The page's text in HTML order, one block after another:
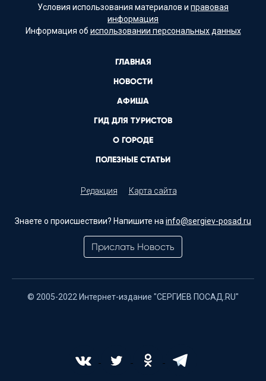
Условия использования материалов и правовая
информация
Информация об использовании персональных данных
ГЛАВНАЯ
НОВОСТИ
АФИША
ГИД ДЛЯ ТУРИСТОВ
О ГОРОДЕ
ПОЛЕЗНЫЕ СТАТЬИ
Редакция Карта сайта
Знаете о происшествии? Напишите на info@sergiev-posad.ru
Прислать Новость
© 2005-2022 Интернет-издание "СЕРГИЕВ ПОСАД.RU"